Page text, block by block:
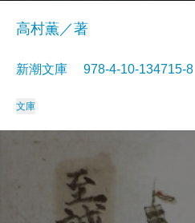
高村薫／著
新潮文庫 978-4-10-
文庫